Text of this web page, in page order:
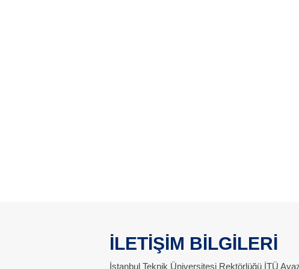
İLETİŞİM BİLGİLERİ
İstanbul Teknik Üniversitesi Rektörlüğü İTÜ